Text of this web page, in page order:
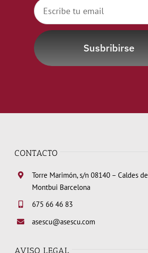
Susbribirse
CONTACTO
Torre Marimón, s/n 08140 – Caldes de
Montbui Barcelona
675 66 46 83
asescu@asescu.com
AVISO LEGAL